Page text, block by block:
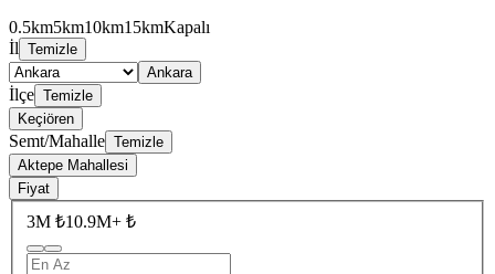
0.5km5km10km15kmKapalı
İl Temizle
Ankara
İlçe Temizle
Keçiören
Semt/Mahalle Temizle
Aktepe Mahallesi
Fiyat
3M ₺10.9M+ ₺